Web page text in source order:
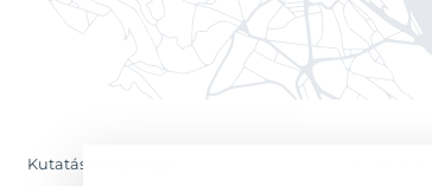
Kutatás & Elemzés